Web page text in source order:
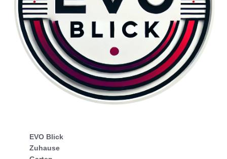
EVO Blick
Zuhause